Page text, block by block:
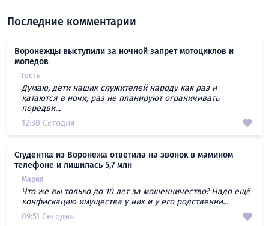
Последние комментарии
Воронежцы выступили за ночной запрет мотоциклов и
мопедов
Гость
Думаю, дети наших служителей народу как раз и
катаются в ночи, раз не планируют ограничивать
передви...
12:30 Сегодня
Студентка из Воронежа ответила на звонок в мамином
телефоне и лишилась 5,7 млн
Мария
Что же вы только до 10 лет за мошенничество? Надо ещё
конфискацию имущества у них и у его родственни...
09:51 Сегодня